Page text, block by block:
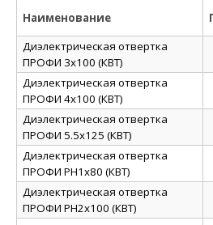
Наименование
Диэлектрическая отвертка
ПРОФИ 3х100 (КВТ)
Диэлектрическая отвертка
ПРОФИ 4х100 (КВТ)
Диэлектрическая отвертка
ПРОФИ 5.5х125 (КВТ)
Диэлектрическая отвертка
ПРОФИ PH1x80 (КВТ)
Диэлектрическая отвертка
ПРОФИ PH2x100 (КВТ)